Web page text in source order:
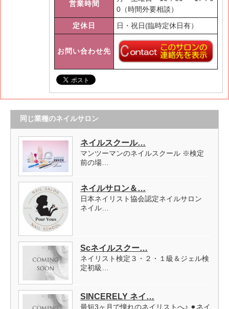
営業時間
0（時間外要相談）
定休日
日・祝日(臨時定休日有）
お問い合わせ先
同じ業種のネイルサロン
ネイルスクール…
マンツーマンのネイルスクール ※検定
前の場…
ネイルサロン＆…
日本ネイリスト協会認定ネイルサロン
ネイル…
Scネイルスクー…
ネイリスト検定３・２・１級＆ジェル検
定初級…
SINCERELY ネイ…
最短3ヶ月で憧れのネイリストへ♪ ⚫︎ネイ